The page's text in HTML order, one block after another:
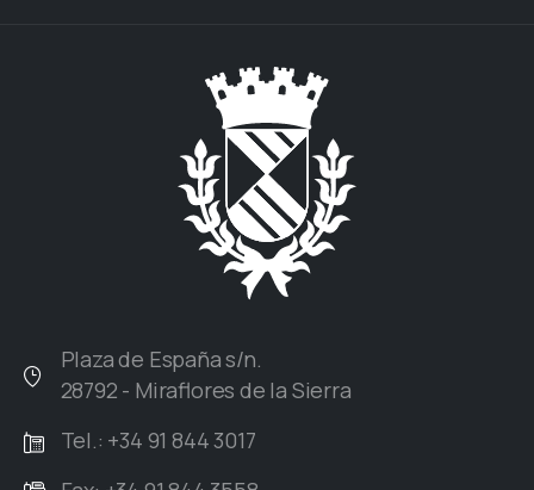
Plaza de España s/n.
28792 - Miraflores de la Sierra
Tel.: +34 91 844 3017